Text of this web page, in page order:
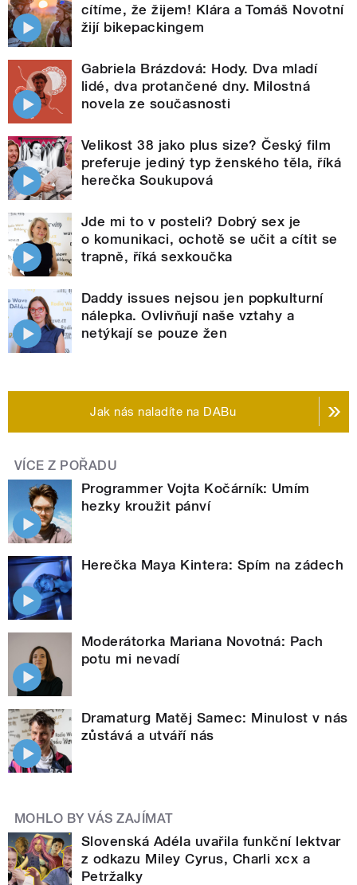
cítíme, že žijem! Klára a Tomáš Novotní
žijí bikepackingem
Gabriela Brázdová: Hody. Dva mladí
lidé, dva protančené dny. Milostná
novela ze současnosti
Velikost 38 jako plus size? Český film
preferuje jediný typ ženského těla, říká
herečka Soukupová
Jde mi to v posteli? Dobrý sex je
o komunikaci, ochotě se učit a cítit se
trapně, říká sexkoučka
Daddy issues nejsou jen popkulturní
nálepka. Ovlivňují naše vztahy a
netýkají se pouze žen
Jak nás naladíte na DABu
VÍCE Z POŘADU
Programmer Vojta Kočárník: Umím
hezky kroužit pánví
Herečka Maya Kintera: Spím na zádech
Moderátorka Mariana Novotná: Pach
potu mi nevadí
Dramaturg Matěj Samec: Minulost v nás
zůstává a utváří nás
MOHLO BY VÁS ZAJÍMAT
Slovenská Adéla uvařila funkční lektvar
z odkazu Miley Cyrus, Charli xcx a
Petržalky